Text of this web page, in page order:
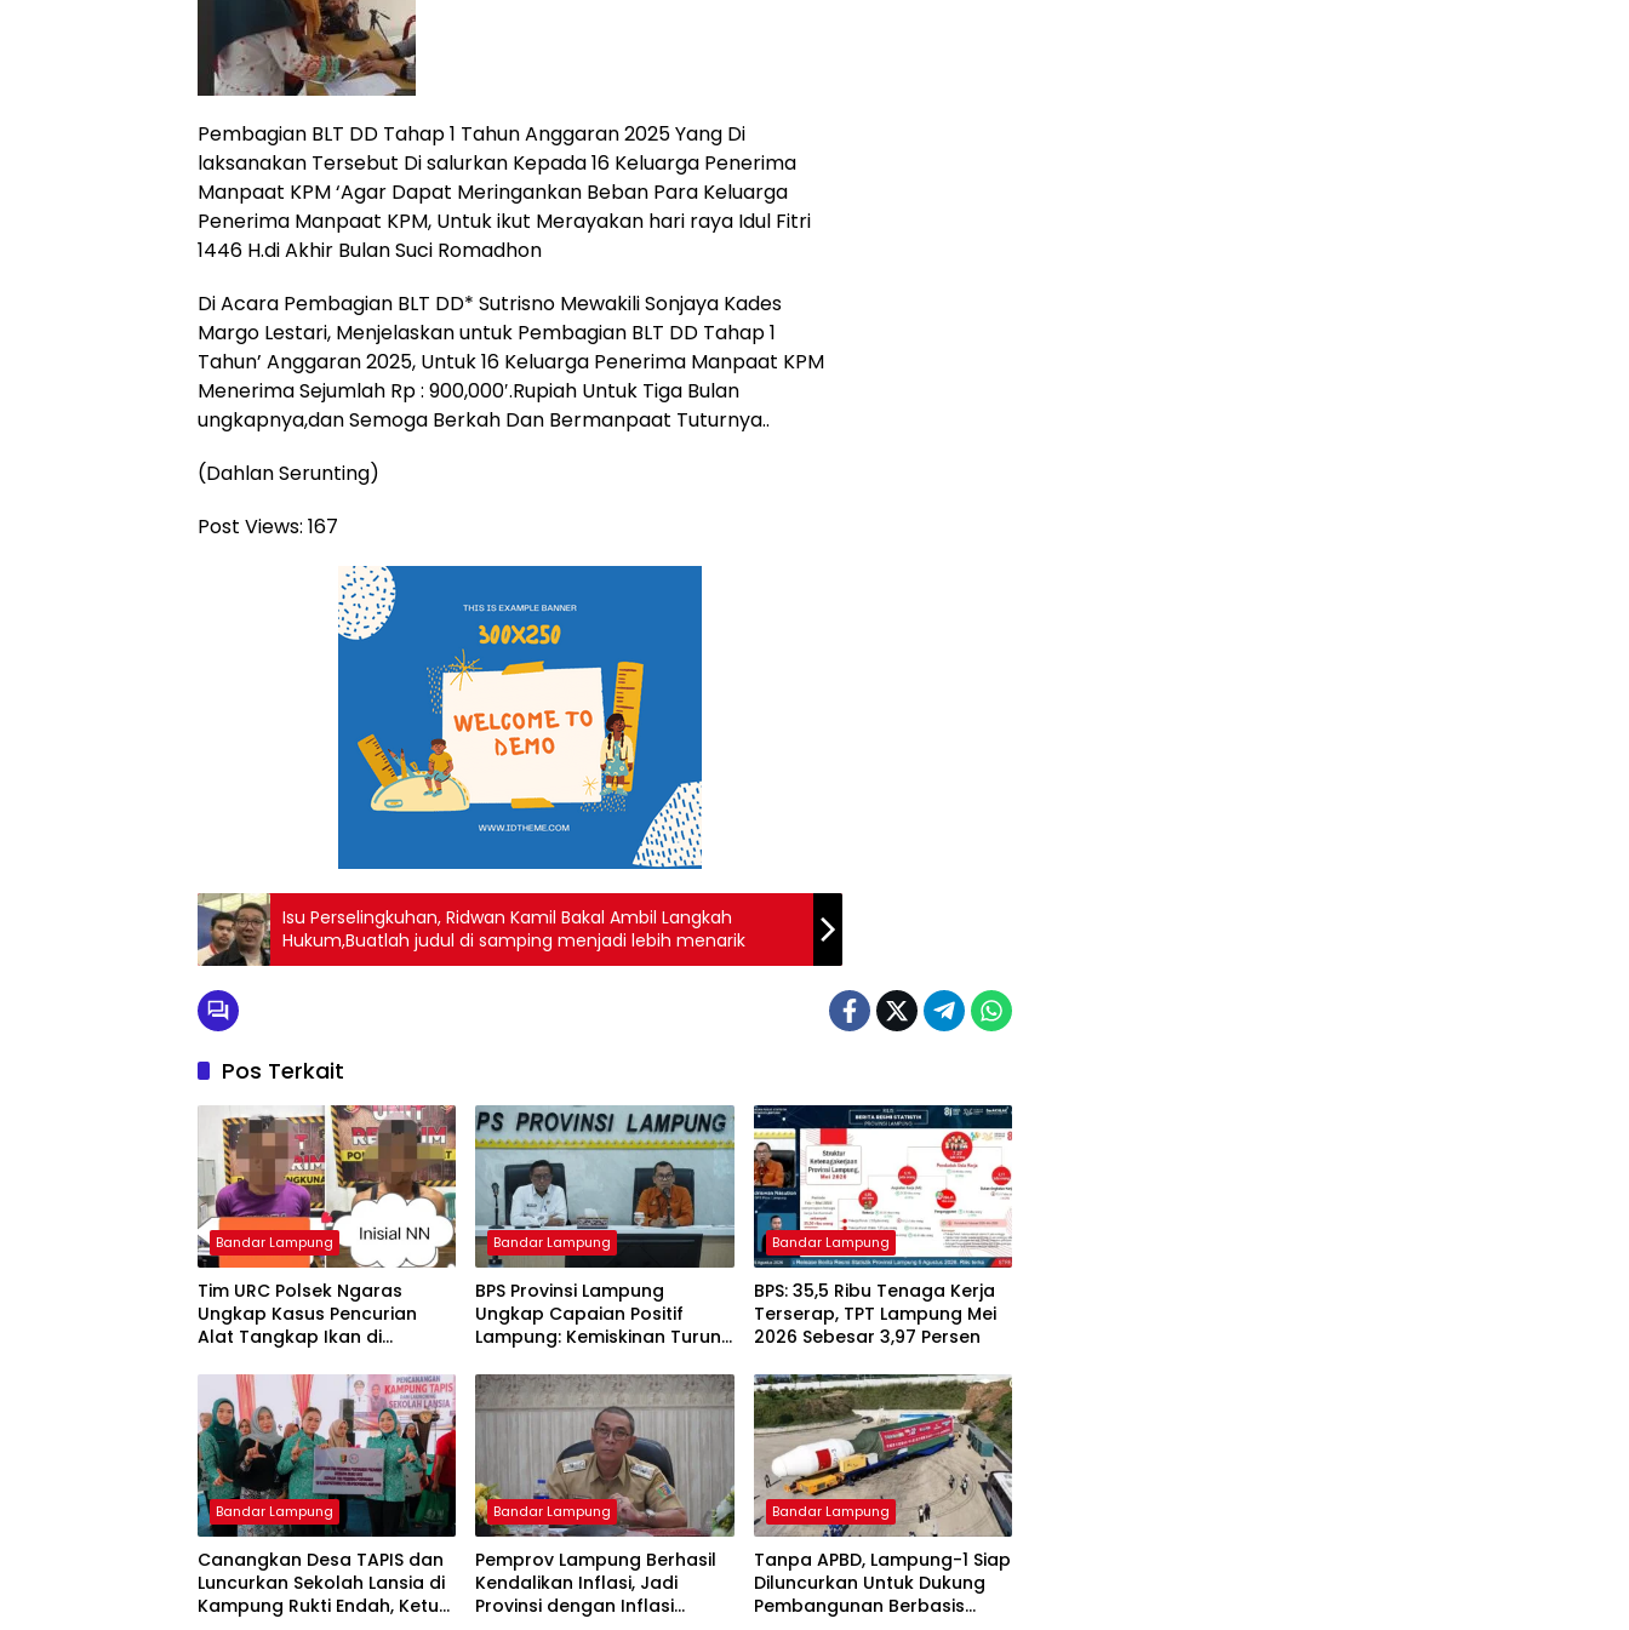
Pembagian BLT DD Tahap 1 Tahun Anggaran 2025 Yang Di
laksanakan Tersebut Di salurkan Kepada 16 Keluarga Penerima
Manpaat KPM ‘Agar Dapat Meringankan Beban Para Keluarga
Penerima Manpaat KPM, Untuk ikut Merayakan hari raya Idul Fitri
1446 H.di Akhir Bulan Suci Romadhon
Di Acara Pembagian BLT DD* Sutrisno Mewakili Sonjaya Kades
Margo Lestari, Menjelaskan untuk Pembagian BLT DD Tahap 1
Tahun’ Anggaran 2025, Untuk 16 Keluarga Penerima Manpaat KPM
Menerima Sejumlah Rp : 900,000′.Rupiah Untuk Tiga Bulan
ungkapnya,dan Semoga Berkah Dan Bermanpaat Tuturnya..
(Dahlan Serunting)
Post Views: 167
Isu Perselingkuhan, Ridwan Kamil Bakal Ambil Langkah
Hukum,Buatlah judul di samping menjadi lebih menarik
Pos Terkait
Bandar Lampung
Tim URC Polsek Ngaras
Ungkap Kasus Pencurian
Alat Tangkap Ikan di
Terduga Pelaku Diamankan.
Bandar Lampung
BPS Provinsi Lampung
Ungkap Capaian Positif
Lampung: Kemiskinan Turun,
Terus Tumbuh
Bandar Lampung
BPS: 35,5 Ribu Tenaga Kerja
Terserap, TPT Lampung Mei
2026 Sebesar 3,97 Persen
Bandar Lampung
Canangkan Desa TAPIS dan
Luncurkan Sekolah Lansia di
Kampung Rukti Endah, Ketua
Bandar Lampung
Pemprov Lampung Berhasil
Kendalikan Inflasi, Jadi
Provinsi dengan Inflasi
Bandar Lampung
Tanpa APBD, Lampung-1 Siap
Diluncurkan Untuk Dukung
Pembangunan Berbasis